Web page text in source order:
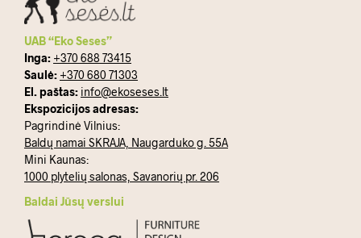
UAB “Eko Seses”
Inga: +370 688 73415
Saulė: +370 680 71303
El. paštas: info@ekoseses.lt
Ekspozicijos adresas:
Pagrindinė Vilnius:
Baldų namai SKRAJA, Naugarduko g. 55A
Mini Kaunas:
1000 plytelių salonas, Savanorių pr. 206
Baldai Jūsų verslui